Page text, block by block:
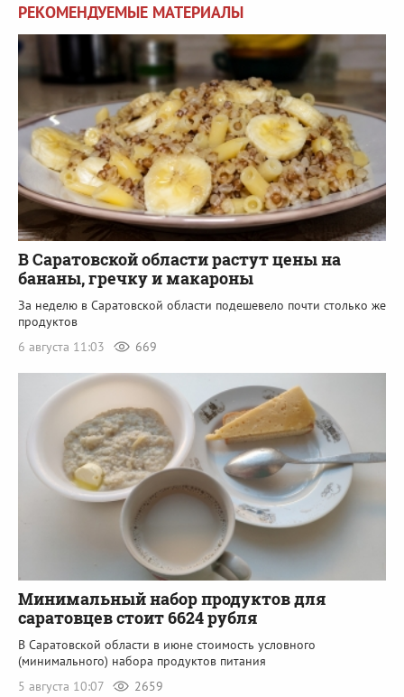
РЕКОМЕНДУЕМЫЕ МАТЕРИАЛЫ
В Саратовской области растут цены на
бананы, гречку и макароны
За неделю в Саратовской области подешевело почти столько же
продуктов
6 августа 11:03
669
Минимальный набор продуктов для
саратовцев стоит 6624 рубля
В Саратовской области в июне стоимость условного
(минимального) набора продуктов питания
5 августа 10:07
2659